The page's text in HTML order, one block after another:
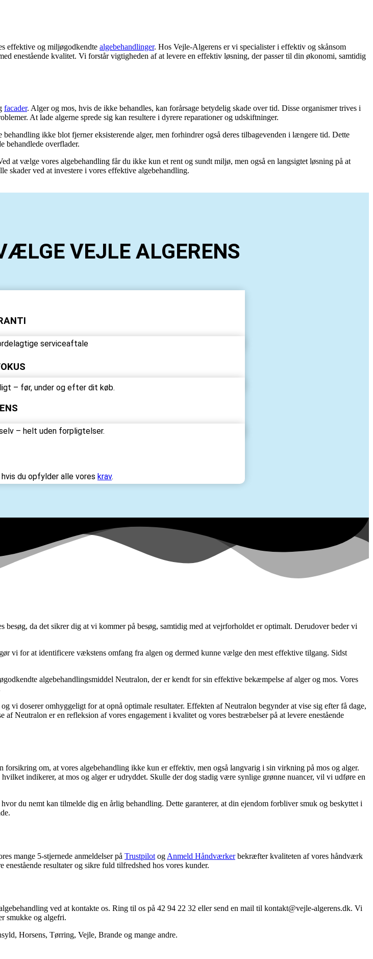
effektive og miljøgodkendte algebehandlinger. Hos Vejle-Algerens er vi specialister i effektiv og skånsom
enestående kvalitet. Vi forstår vigtigheden af at levere en effektiv løsning, der passer til din økonomi, samtidig
facader. Alger og mos, hvis de ikke behandles, kan forårsage betydelig skade over tid. Disse organismer trives i
At lade algerne sprede sig kan resultere i dyrere reparationer og udskiftninger.
ikke blot fjerner eksisterende alger, men forhindrer også deres tilbagevenden i længere tid. Dette
behandlede overflader.
at vælge vores algebehandling får du ikke kun et rent og sundt miljø, men også en langsigtet løsning på at
skader ved at investere i vores effektive algebehandling.
VEJLE ALGERENS
serviceaftale
– før, under og efter dit køb.
– helt uden forpligtelser.
du opfylder alle vores krav.
da det sikrer dig at vi kommer på besøg, samtidig med at vejrforholdet er optimalt. Derudover beder vi
vi for at identificere vækstens omfang fra algen og dermed kunne vælge den mest effektive tilgang. Sidst
algebehandlingsmiddel Neutralon, der er kendt for sin effektive bekæmpelse af alger og mos. Vores
vi doserer omhyggeligt for at opnå optimale resultater. Effekten af Neutralon begynder at vise sig efter få dage,
Neutralon er en refleksion af vores engagement i kvalitet og vores bestræbelser på at levere enestående
om, at vores algebehandling ikke kun er effektiv, men også langvarig i sin virkning på mos og alger.
indikerer, at mos og alger er udryddet. Skulle der dog stadig være synlige grønne nuancer, vil vi udføre en
hvor du nemt kan tilmelde dig en årlig behandling. Dette garanterer, at din ejendom forbliver smuk og beskyttet i
mange 5-stjernede anmeldelser på Trustpilot og Anmeld Håndværkerbekræfter kvaliteten af vores håndværk
resultater og sikre fuld tilfredshed hos vores kunder.
ved at kontakte os. Ring til os på 42 94 22 32 eller send en mail til kontakt@vejle-algerens.dk. Vi
smukke og algefri.
Horsens, Tørring, Vejle, Brande og mange andre.